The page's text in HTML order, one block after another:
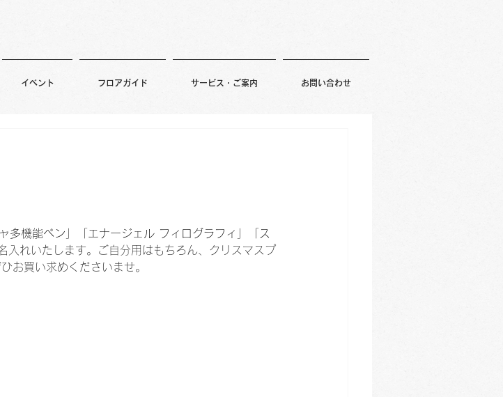
イベント フロアガイド サービス・ご案内 お問い合わせ
多機能ペン」「エナージェル フィログラフィ」「ス
入れいたします。ご自分用はもちろん、クリスマスプ
お買い求めくださいませ。